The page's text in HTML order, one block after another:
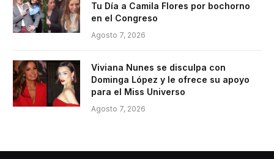
Tu Día a Camila Flores por bochorno
en el Congreso
Agosto 7, 2026
Viviana Nunes se disculpa con
Dominga López y le ofrece su apoyo
para el Miss Universo
Agosto 7, 2026